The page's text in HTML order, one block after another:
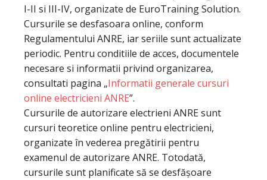
I-II si III-IV, organizate de EuroTraining Solution.
Cursurile se desfasoara online, conform
Regulamentului ANRE, iar seriile sunt actualizate
periodic. Pentru conditiile de acces, documentele
necesare si informatii privind organizarea,
consultati pagina „Informatii generale cursuri
online electricieni ANRE”.
Cursurile de autorizare electrieni ANRE sunt
cursuri teoretice online pentru electricieni,
organizate în vederea pregătirii pentru
examenul de autorizare ANRE. Totodată,
cursurile sunt planificate să se desfășoare